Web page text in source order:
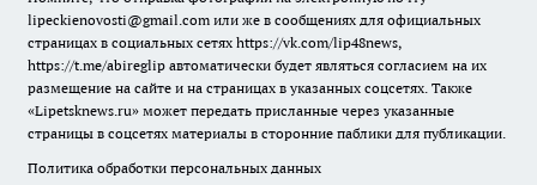
lipeckienovosti@gmail.com или же в сообщениях для официальных
страницах в социальных сетях https://vk.com/lip48news,
https://t.me/abireglip автоматически будет являться согласием на их
размещение на сайте и на страницах в указанных соцсетях. Также
«Lipetsknews.ru» может передать присланные через указанные
страницы в соцсетях материалы в сторонние паблики для публикации.
Политика обработки персональных данных